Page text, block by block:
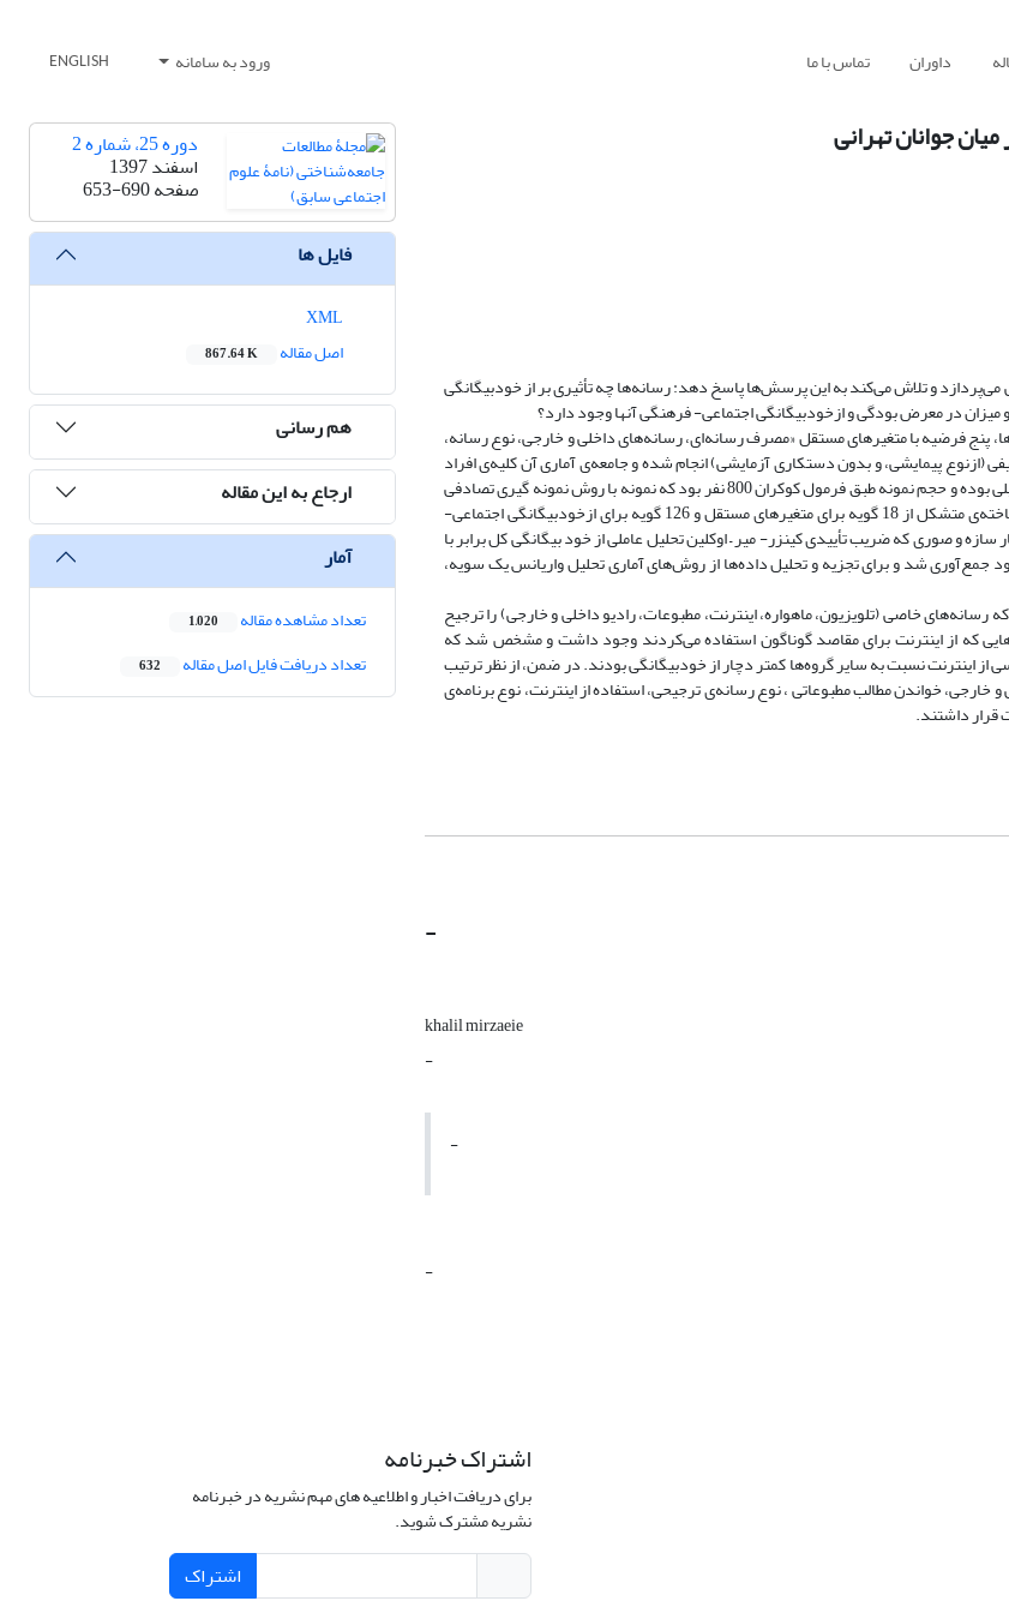
داوران تماس با ما ورود به سامانه ENGLISH
جوانان تهرانی
و تلاش می‌کند به این پرسش‌ها پاسخ دهد: رسانه‌ها چه تأثیری بر از خودبیگانگی
میزان در معرض بودگی و ازخودبیگانگی اجتماعی- فرهنگی آنها وجود دارد؟
پنج فرضیه با متغیرهای مستقل «مصرف رسانه‌ای، رسانه‌های داخلی و خارجی، نوع رسانه،
(ازنوع پیمایشی، و بدون دستکاری آزمایشی) انجام شده و جامعه‌ی آماری آن کلیه‌ی افراد
15 تا 29 ساله‌ای که در شهر تهران زندگی می‌کرده‌اند اعم از زن و مرد و کلیه‌ی سطوح تحصیلی بوده و حجم نمونه طبق فرمول کوکران 800 نفر بود که نمونه با روش نمونه گیری تصادفی
خوشه‌ای چند مرحله‌ای متناسب با حجم گرفته شد و داده‌ها با پرسشنامه‌ی پژوهشگر ساخته‌ی متشکل از 18 گویه برای متغیرهای مستقل و 126 گویه برای ازخودبیگانگی اجتماعی-
0 و پایایی همسانی درونی آن 935/0 بود و با رعایت اعتبار سازه و صوری که ضریب تأییدی کینزر- میر – اوکلین تحلیل عاملی از خود بیگانگی کل برابر با
0 ، از خود بیگانگی اجتماعی برابر با 860/0و از خودبیگانگی فرهنگی برابر با 852/0 بود‌ جمع‌آوری شد و برای تجزیه و تحلیل داده‌ها از روش‌های آماری تحلیل واریانس یک سویه‌،
خاصی (تلویزیون، ماهواره، اینترنت، مطبوعات، رادیو داخلی و خارجی) را ترجیح
که از اینترنت برای مقاصد گوناگون استفاده می‌کردند وجود داشت و مشخص شد که
اینترنت نسبت به سایر گروه‌ها کمتر دچار از خودبیگانگی بودند. در ضمن‌، از نظر ترتیب
خواندن مطالب مطبوعاتی ، نوع رسانه‌ی ترجیحی، استفاده از اینترنت‌، نوع برنامه‌ی
قرار داشتند‌.
-
khalil mirzaeie
-
-
-
دوره 25، شماره 2
اسفند 1397
صفحه653-690
فایل ها
اصل مقاله
867.64 K
هم رسانی
ارجاع به این مقاله
آمار
تعداد مشاهده مقاله 1,020
تعداد دریافت فایل اصل مقاله 632
اشتراک خبرنامه
برای دریافت اخبار و اطلاعیه های مهم نشریه در خبرنامه
نشریه مشترک شوید.
اشتراک